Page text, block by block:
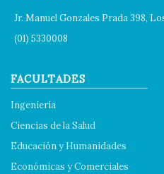
Jr. Manuel Gonzales Prada 398,
(01) 5330008
FACULTADES
Ingeniería
Ciencias de la Salud
Educación y Humanidades
Económicas y Comerciales